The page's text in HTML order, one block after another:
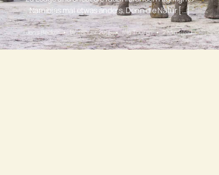
Namibias mal etwas anders. Denn die Natur […]
Jens Becker 14. Januar 2025 alle Touren 2 Min Read